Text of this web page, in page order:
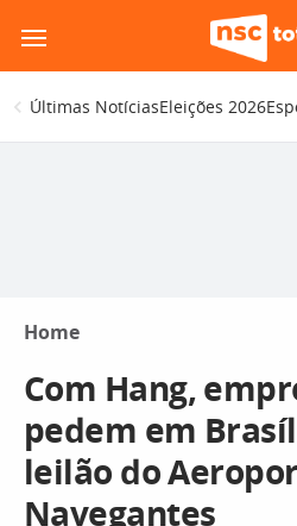
para
o
conteúdo
Últimas NotíciasEleições 2026
Home
Com Hang,
pedem em
leilão do
Navegantes